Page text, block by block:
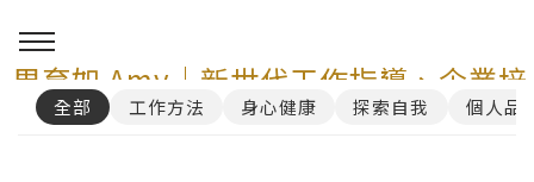
周育如 Amy｜新世代工作指導、企業培
訓與 AI 講師顧問服務
全部 工作方法 身心健康 探索自我 個人品